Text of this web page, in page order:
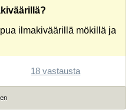
ilmakiväärillä mökillä ja
18 vastausta